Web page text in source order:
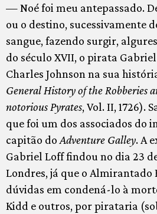
— Noé foi meu antepassado.
ou o destino, sucessivamente
sangue, fazendo surgir,
do século XVII, o pirata
Charles Johnson na sua
General History of the Robberies
notorious Pyrates, Vol. II, 1726).
que foi um dos associados do
capitão do Adventure Galley. A
Gabriel Loff findou no dia 23 de
Londres, já que o Almirantado
dúvidas em condená-lo à
Kidd e outros, por pirataria